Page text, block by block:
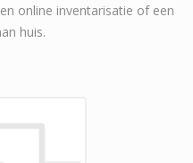
online inventarisatie of een
huis.